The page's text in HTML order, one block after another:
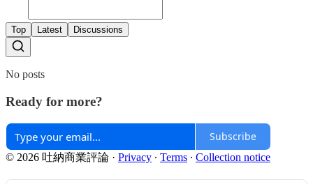
Top Latest Discussions
No posts
Ready for more?
Subscribe
© 2026 吐納商業評論 · Privacy ∙ Terms ∙ Collection notice